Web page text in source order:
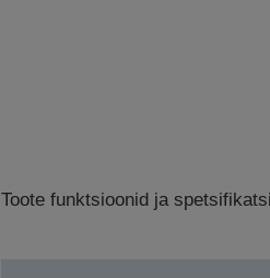
Toote funktsioonid ja